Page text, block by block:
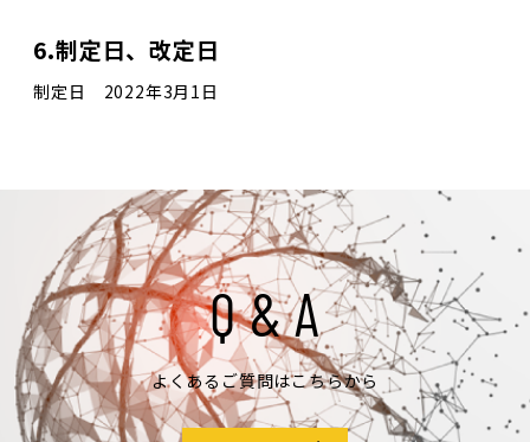
6.制定日、改定日
制定日 2022年3月1日
Q & A
よくあるご質問はこちらから